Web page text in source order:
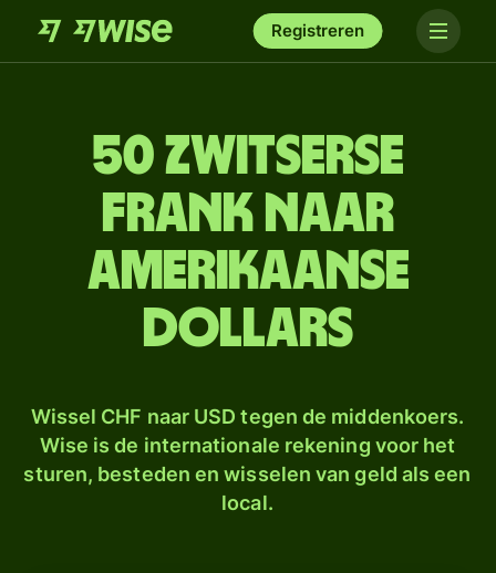
Registreren
50 Zwitserse
frank naar
Amerikaanse
dollars
Wissel CHF naar USD tegen de middenkoers.
Wise is de internationale rekening voor het
sturen, besteden en wisselen van geld als een
local.